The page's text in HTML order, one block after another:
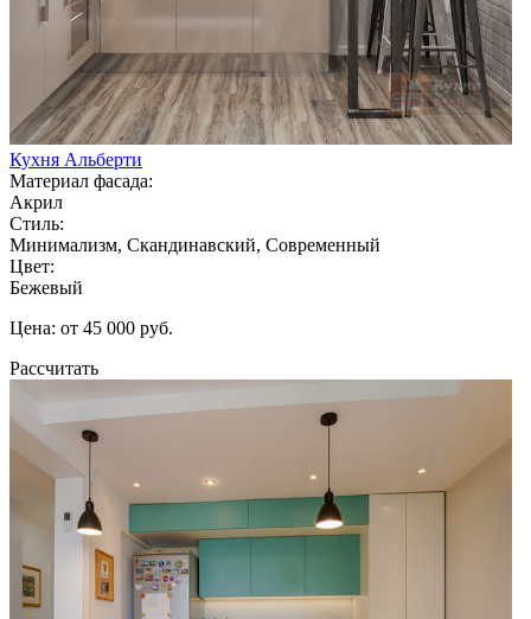
Кухня Альберти
Материал фасада:
Акрил
Стиль:
Минимализм, Скандинавский, Современный
Цвет:
Бежевый
Цена: от 45 000 руб.
Рассчитать